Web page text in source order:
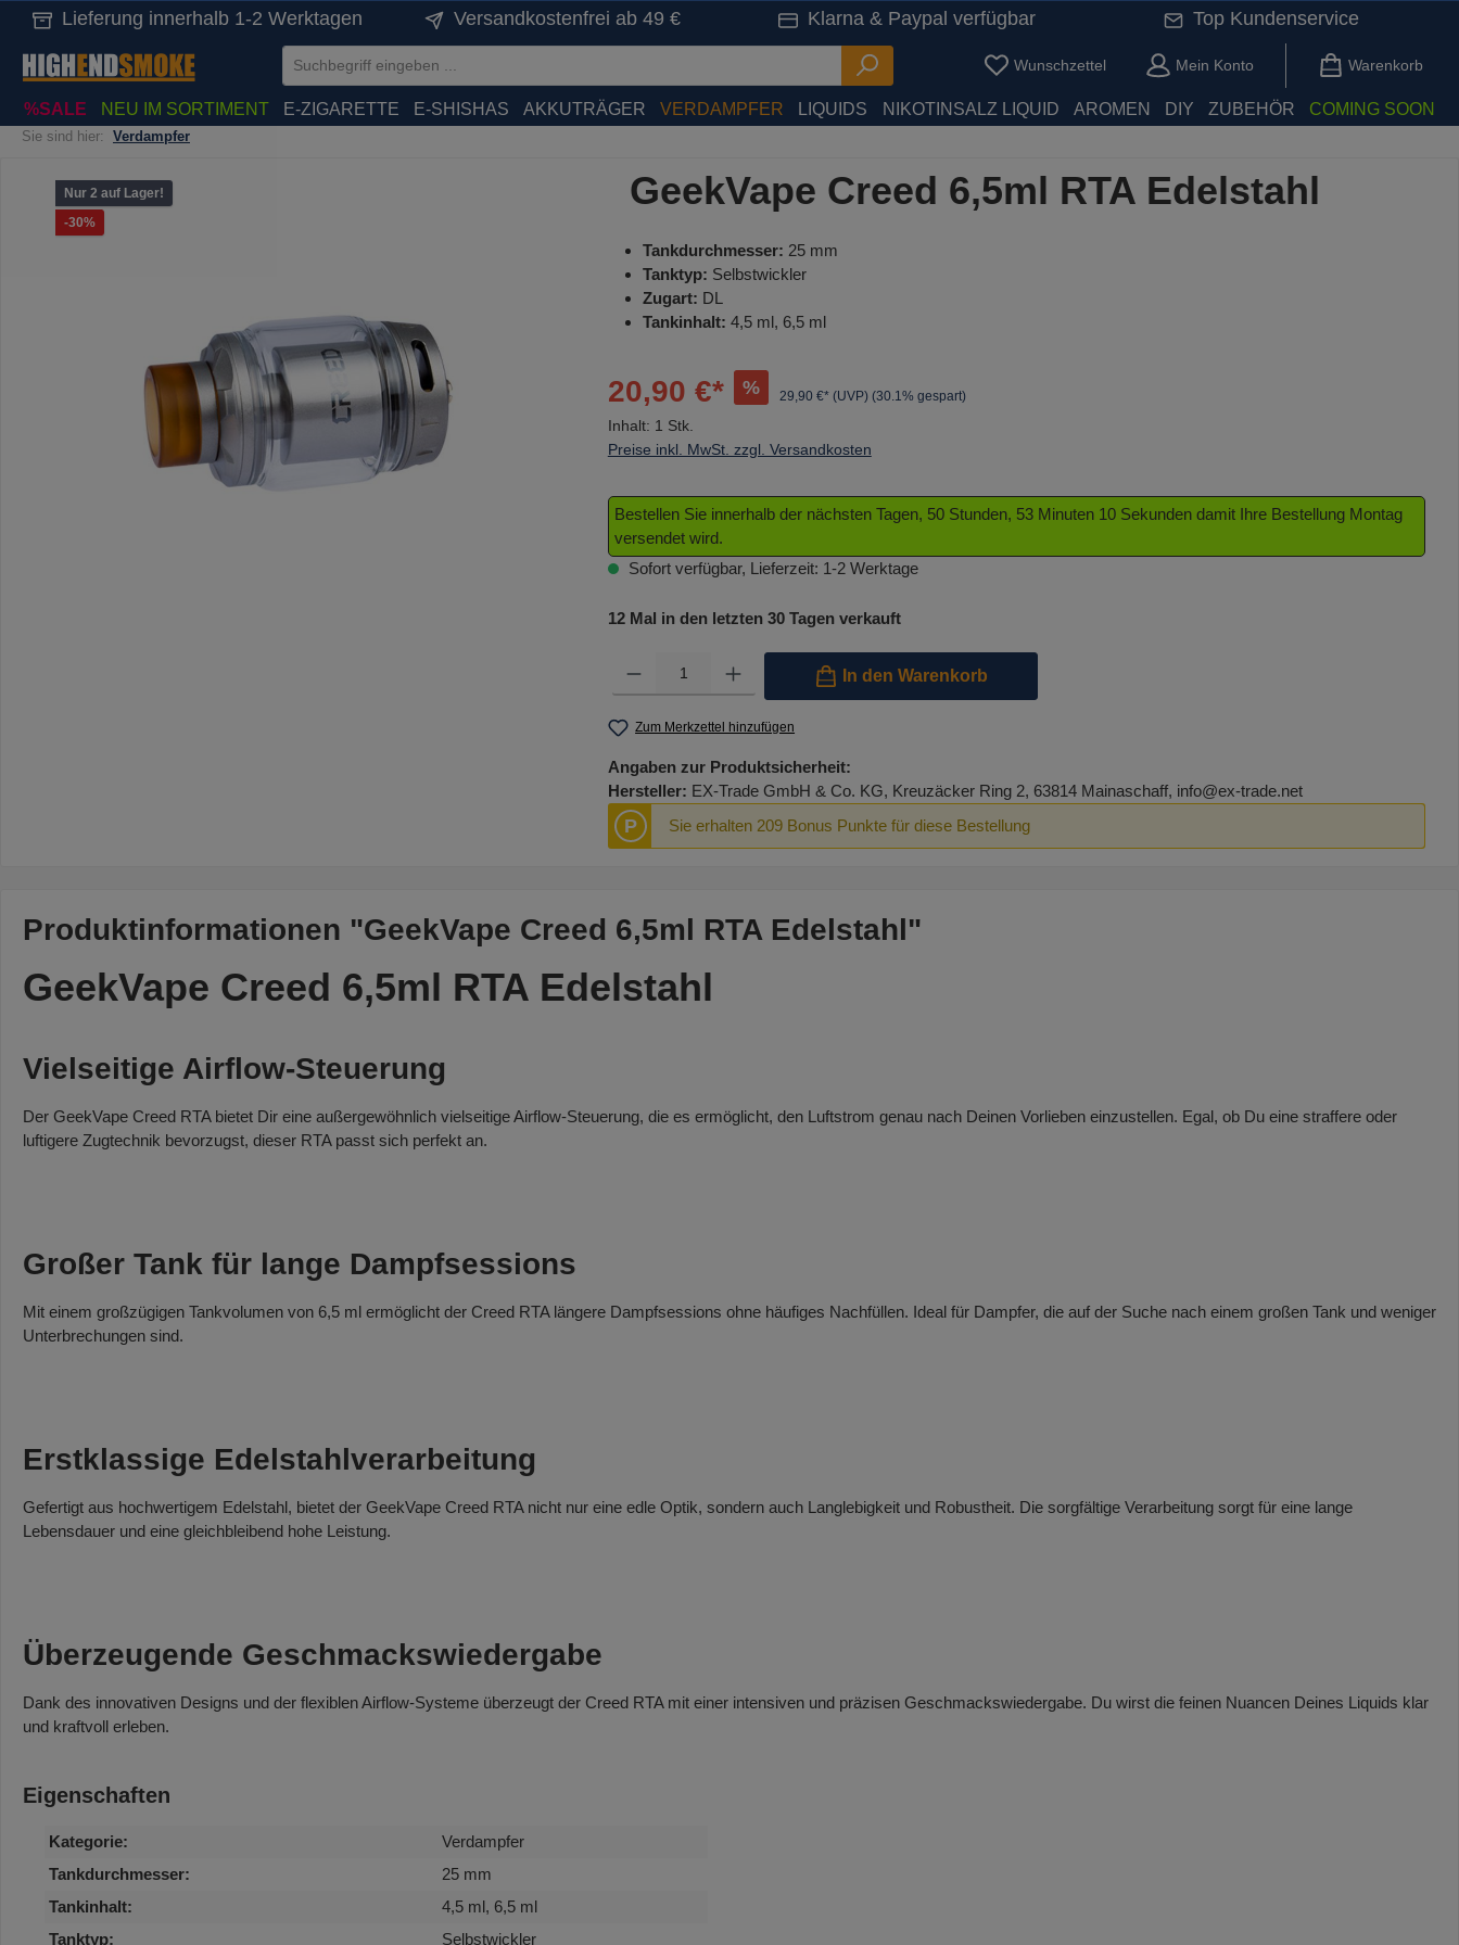
Zur Hauptnavigation springen
Lieferung innerhalb 1-2 Werktagen Versandkostenfrei ab 49 € Klarna & Paypal verfügbar Top Kundenservice
Wunschzettel Du hast 0 Produkte auf dem Merkzettel
Mein Konto Warenkorb
%SALE NEU IM SORTIMENT E-ZIGARETTE E-SHISHAS AKKUTRÄGER VERDAMPFER LIQUIDS NIKOTINSALZ LIQUID AROMEN DIY ZUBEHÖR COMING SOON
Sie sind hier: Verdampfer
Bildergalerie überspringen
Nur 2 auf Lager!
-30%Rabatt
GeekVape Creed 6,5ml RTA Edelstahl
Tankdurchmesser: 25 mm
Tanktyp: Selbstwickler
Zugart: DL
Tankinhalt: 4,5 ml, 6,5 ml
20,90 €* % 29,90 €* (UVP) (30.1% gespart)
Inhalt: 1 Stk.
Preise inkl. MwSt. zzgl. Versandkosten
Bestellen Sie innerhalb der nächsten Tagen, 50 Stunden, 53 Minuten 9 Sekunden damit Ihre Bestellung Montag
versendet wird.
Sofort verfügbar, Lieferzeit: 1-2 Werktage
12 Mal in den letzten 30 Tagen verkauft
In den Warenkorb
Zum Merkzettel hinzufügen
Angaben zur Produktsicherheit:
Hersteller: EX-Trade GmbH & Co. KG, Kreuzäcker Ring 2, 63814 Mainaschaff, info@ex-trade.net
P Sie erhalten 209 Bonus Punkte für diese Bestellung
Produktinformationen "GeekVape Creed 6,5ml RTA Edelstahl"
GeekVape Creed 6,5ml RTA Edelstahl
Vielseitige Airflow-Steuerung
Der GeekVape Creed RTA bietet Dir eine außergewöhnlich vielseitige Airflow-Steuerung, die es ermöglicht, den Luftstrom genau nach Deinen Vorlieben einzustellen. Egal, ob Du eine straffere oder
luftigere Zugtechnik bevorzugst, dieser RTA passt sich perfekt an.
Großer Tank für lange Dampfsessions
Mit einem großzügigen Tankvolumen von 6,5 ml ermöglicht der Creed RTA längere Dampfsessions ohne häufiges Nachfüllen. Ideal für Dampfer, die auf der Suche nach einem großen Tank und weniger
Unterbrechungen sind.
Erstklassige Edelstahlverarbeitung
Gefertigt aus hochwertigem Edelstahl, bietet der GeekVape Creed RTA nicht nur eine edle Optik, sondern auch Langlebigkeit und Robustheit. Die sorgfältige Verarbeitung sorgt für eine lange
Lebensdauer und eine gleichbleibend hohe Leistung.
Überzeugende Geschmackswiedergabe
Dank des innovativen Designs und der flexiblen Airflow-Systeme überzeugt der Creed RTA mit einer intensiven und präzisen Geschmackswiedergabe. Du wirst die feinen Nuancen Deines Liquids klar
und kraftvoll erleben.
Eigenschaften
Kategorie:
Verdampfer
Tankdurchmesser:
25 mm
Tankinhalt:
4,5 ml, 6,5 ml
Tanktyp:
Selbstwickler